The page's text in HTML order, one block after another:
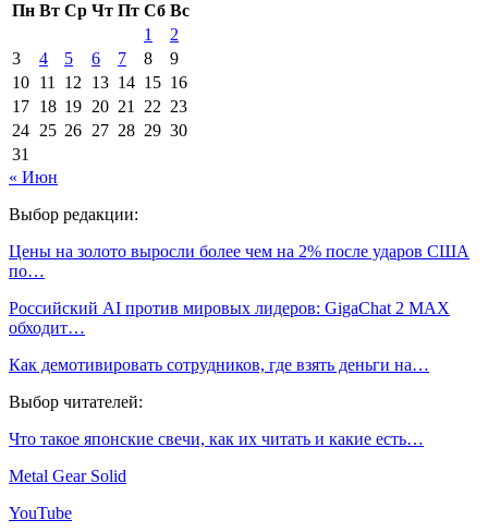
Пн Вт Ср Чт Пт Сб Вс
1
2
3
4 5 6 7 8
9
10 11 12 13 14 15 16
17 18 19 20 21 22 23
24 25 26 27 28 29 30
31
« Июн
Выбор редакции:
Цены на золото выросли более чем на 2% после ударов США
по…
Российский AI против мировых лидеров: GigaChat 2 MAX
обходит…
Как демотивировать сотрудников, где взять деньги на…
Выбор читателей:
Что такое японские свечи, как их читать и какие есть…
Metal Gear Solid
YouTube